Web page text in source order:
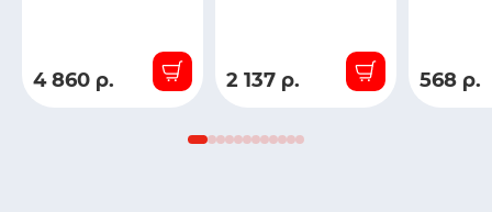
В
4 860 р.
В
2 137 р.
В
568 р.